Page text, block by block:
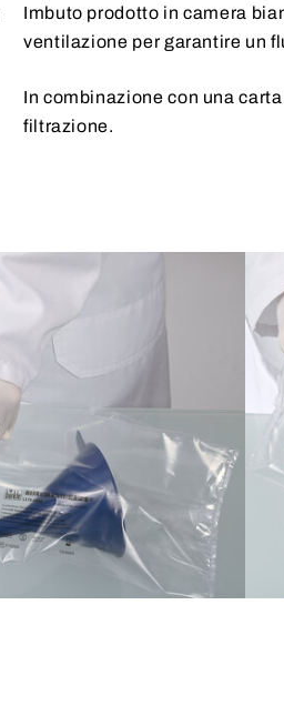
Imbuto prodotto in camera
ventilazione per garantire un
In combinazione con una
filtrazione.